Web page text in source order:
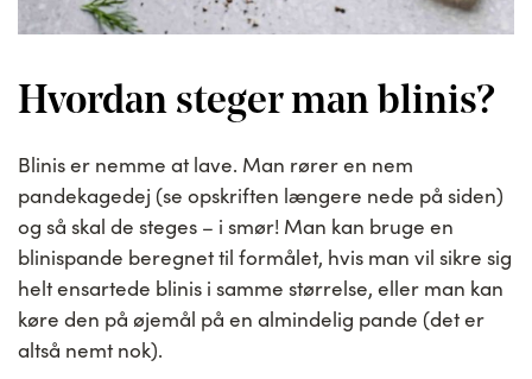
Hvordan steger man blinis?
Blinis er nemme at lave. Man rører en nem
pandekagedej (se opskriften længere nede på siden)
og så skal de steges – i smør! Man kan bruge en
blinispande beregnet til formålet, hvis man vil sikre sig
helt ensartede blinis i samme størrelse, eller man kan
køre den på øjemål på en almindelig pande (det er
altså nemt nok).